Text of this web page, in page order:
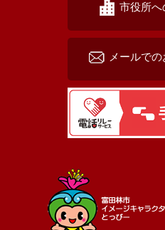
市役所へ
メールで